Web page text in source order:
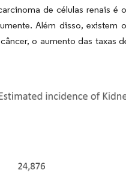
de células renais é
Além disso,
o aumento das